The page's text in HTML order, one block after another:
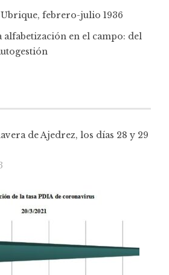
febrero-julio 1936
alfabetización en el campo: del
de Ajedrez, los días 28 y 29